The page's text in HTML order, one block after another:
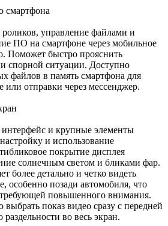
смартфона
управление файлами и
ПО на смартфоне через мобильное
Поможет быстро прояснить
спорной ситуации. Доступно
файлов в память смартфона для
или отправки через мессенджер.
и крупные элементы
и использование
покрытие дисплея
солнечным светом и бликами фар.
более детально и четко видеть
особенно позади автомобиля, что
требующей повышенного внимания.
показ видео сразу с передней
раздельности во весь экран.